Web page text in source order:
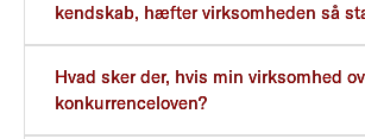
kendskab, hæfter virksomheden så
Hvad sker der, hvis min virksomhed
konkurrenceloven?